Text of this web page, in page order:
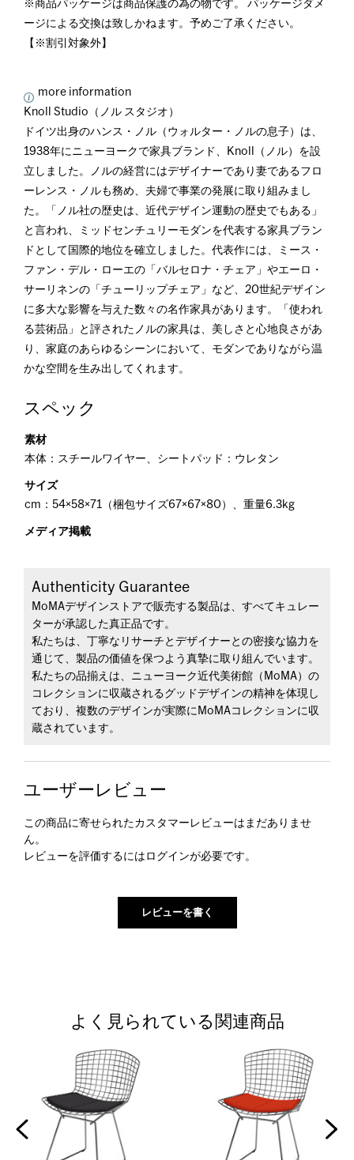
※商品パッケージは商品保護の為の物です。 パッケージダメ
ージによる交換は致しかねます。予めご了承ください。
【※割引対象外】
more information
Knoll Studio（ノル スタジオ）
ドイツ出身のハンス・ノル（ウォルター・ノルの息子）は、
1938年にニューヨークで家具ブランド、Knoll（ノル）を設
立しました。ノルの経営にはデザイナーであり妻であるフロ
ーレンス・ノルも務め、夫婦で事業の発展に取り組みまし
た。「ノル社の歴史は、近代デザイン運動の歴史でもある」
と言われ、ミッドセンチュリーモダンを代表する家具ブラン
ドとして国際的地位を確立しました。代表作には、ミース・
ファン・デル・ローエの「バルセロナ・チェア」やエーロ・
サーリネンの「チューリップチェア」など、20世紀デザイン
に多大な影響を与えた数々の名作家具があります。「使われ
る芸術品」と評されたノルの家具は、美しさと心地良さがあ
り、家庭のあらゆるシーンにおいて、モダンでありながら温
かな空間を生み出してくれます。
スペック
素材
本体：スチールワイヤー、シートパッド：ウレタン
サイズ
cm：54×58×71（梱包サイズ67×67×80）、重量6.3kg
メディア掲載
Authenticity Guarantee
MoMAデザインストアで販売する製品は、すべてキュレー
ターが承認した真正品です。
私たちは、丁寧なリサーチとデザイナーとの密接な協力を
通じて、製品の価値を保つよう真摯に取り組んでいます。
私たちの品揃えは、ニューヨーク近代美術館（MoMA）の
コレクションに収蔵されるグッドデザインの精神を体現し
ており、複数のデザインが実際にMoMAコレクションに収
蔵されています。
ユーザーレビュー
この商品に寄せられたカスタマーレビューはまだありませ
ん。
レビューを評価するには ログインが必要です。
よく見られている関連商品